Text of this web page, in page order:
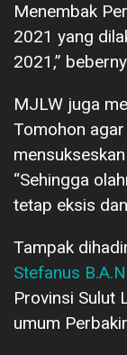
Menembak
2021 yang
2021,”
MJLW juga
Tomohon
“Sehingga
tetap eksis
Tampak
Stefanus
Provinsi Sulut
umum